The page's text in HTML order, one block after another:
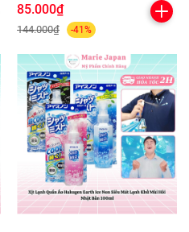
85.000₫
144.000₫ -41%